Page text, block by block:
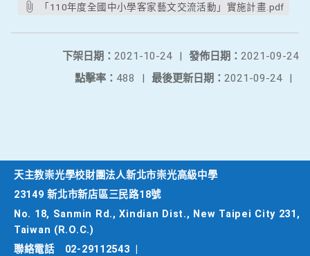
「110年度全國中小學客家藝文交流活動」實施計畫.pdf
發佈日期： 2021-09-24
下架日期： 2021-10-24
|
最後更新日期： 2021-09-24 |
點擊率： 488 |
天主教崇光學校財團法人新北市崇光高級中學
23149 新北市新店區三民路18號
No. 18, Sanmin Rd., Xindian Dist., New Taipei City 231,
Taiwan (R.O.C.)
聯絡電話
02-29112543